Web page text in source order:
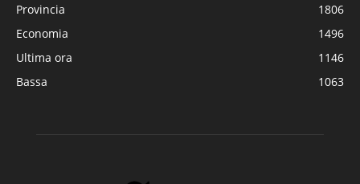
Provincia
1806
Economia
1496
Ultima ora
1146
Bassa
1063